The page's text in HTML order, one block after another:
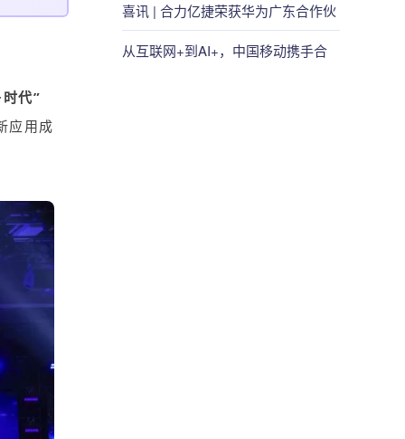
时代”
应用成
未来
亿捷DeepSeek智能客服一体机共创
AI生态
喜讯 | 合力亿捷荣获华为广东合作伙
伴大会“最佳解决方案伙伴奖”
从互联网+到AI+，中国移动携手合